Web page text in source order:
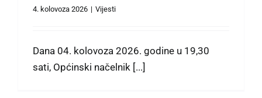
Događanja
4. kolovoza 2026 | Vijesti
Dana 04. kolovoza 2026. godine u 19,30
sati, Općinski načelnik [...]